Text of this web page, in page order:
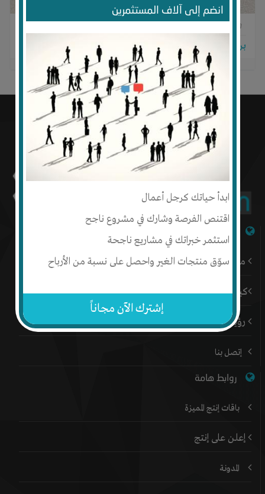
انضم إلى آلاف المستثمرين
ابدأ حياتك كرجل أعمال
اقتنص الفرصة وشارك في مشروع ناجح
استثمر خبراتك في مشاريع ناجحة
سوّق منتجات الغير واحصل على نسبة من الأرباح
إشترك الآن مجاناً
برجاء تسجيل الدخول للتواصل!
من نحن
كيف أبدأ
رؤيتنا
إتصل بنا
روابط هامة
باقات إنتج المميزة
إعلن على إنتج
المدونة